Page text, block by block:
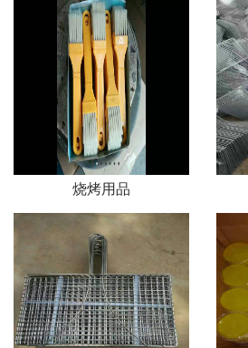
烧烤用品